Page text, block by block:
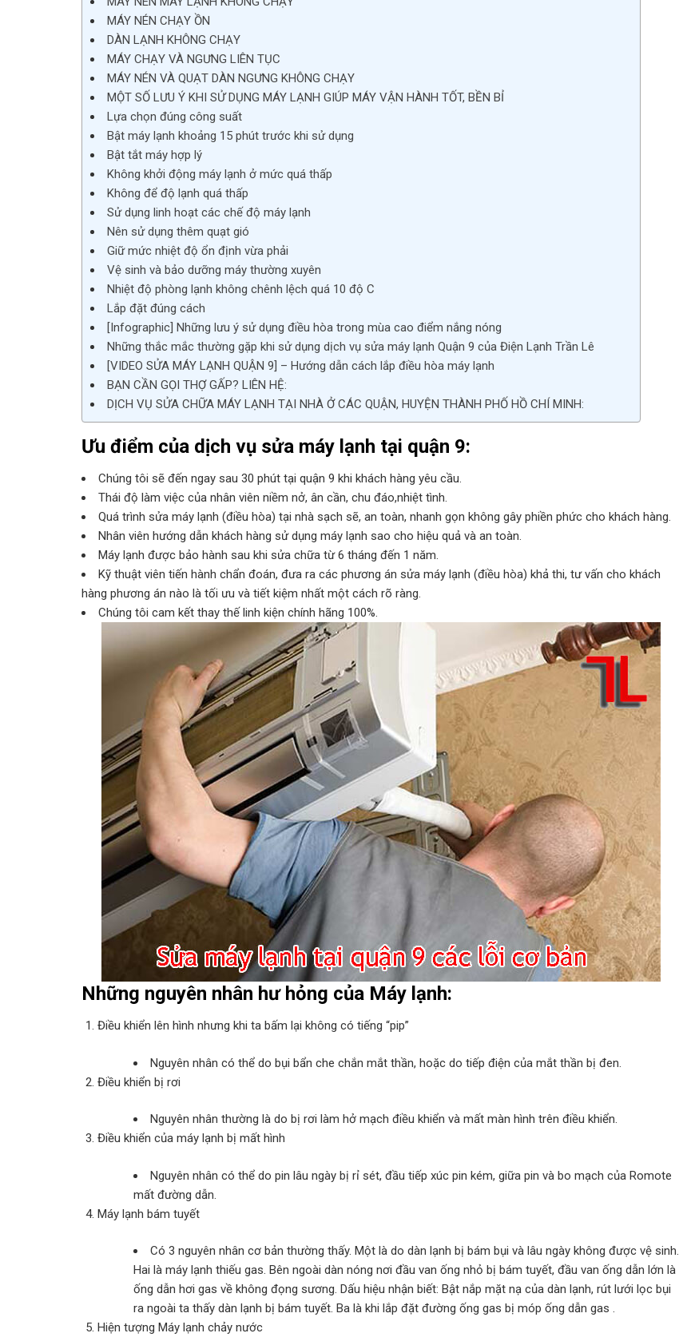
MÁY NÉN CHẠY ỒN
DÀN LẠNH KHÔNG CHẠY
MÁY CHẠY VÀ NGƯNG LIÊN TỤC
MÁY NÉN VÀ QUẠT DÀN NGƯNG KHÔNG CHẠY
MỘT SỐ LƯU Ý KHI SỬ DỤNG MÁY LẠNH GIÚP MÁY VẬN HÀNH TỐT, BỀN BỈ
Lựa chọn đúng công suất
Bật máy lạnh khoảng 15 phút trước khi sử dụng
Bật tắt máy hợp lý
Không khởi động máy lạnh ở mức quá thấp
Không để độ lạnh quá thấp
Sử dụng linh hoạt các chế độ máy lạnh
Nên sử dụng thêm quạt gió
Giữ mức nhiệt độ ổn định vừa phải
Vệ sinh và bảo dưỡng máy thường xuyên
Nhiệt độ phòng lạnh không chênh lệch quá 10 độ C
Lắp đặt đúng cách
[Infographic] Những lưu ý sử dụng điều hòa trong mùa cao điểm nắng nóng
Những thắc mắc thường gặp khi sử dụng dịch vụ sửa máy lạnh Quận 9 của Điện Lạnh Trần Lê
[VIDEO SỬA MÁY LẠNH QUẬN 9] – Hướng dẫn cách lắp điều hòa máy lạnh
BẠN CẦN GỌI THỢ GẤP? LIÊN HỆ:
DỊCH VỤ SỬA CHỮA MÁY LẠNH TẠI NHÀ Ở CÁC QUẬN, HUYỆN THÀNH PHỐ HỒ CHÍ MINH:
Ưu điểm của dịch vụ sửa máy lạnh tại quận 9:
Chúng tôi sẽ đến ngay sau 30 phút tại quận 9 khi khách hàng yêu cầu.
Thái độ làm việc của nhân viên niềm nở, ân cần, chu đáo,nhiệt tình.
Quá trình sửa máy lạnh (điều hòa) tại nhà sạch sẽ, an toàn, nhanh gọn không gây phiền phức cho khách hàng.
Nhân viên hướng dẫn khách hàng sử dụng máy lạnh sao cho hiệu quả và an toàn.
Máy lạnh được bảo hành sau khi sửa chữa từ 6 tháng đến 1 năm.
Kỹ thuật viên tiến hành chẩn đoán, đưa ra các phương án sửa máy lạnh (điều hòa) khả thi, tư vấn cho khách
hàng phương án nào là tối ưu và tiết kiệm nhất một cách rõ ràng.
Chúng tôi cam kết thay thế linh kiện chính hãng 100%.
Những nguyên nhân hư hỏng của Máy lạnh:
Điều khiển lên hình nhưng khi ta bấm lại không có tiếng “pip”
Nguyên nhân có thể do bụi bẩn che chắn mắt thần, hoặc do tiếp điện của mắt thần bị đen.
Điều khiển bị rơi
Nguyên nhân thường là do bị rơi làm hở mạch điều khiển và mất màn hình trên điều khiển.
Điều khiển của máy lạnh bị mất hình
Nguyên nhân có thể do pin lâu ngày bị rỉ sét, đầu tiếp xúc pin kém, giữa pin và bo mạch của Romote
mất đường dẫn.
Máy lạnh bám tuyết
Có 3 nguyên nhân cơ bản thường thấy. Một là do dàn lạnh bị bám bụi và lâu ngày không được vệ sinh.
Hai là máy lạnh thiếu gas. Bên ngoài dàn nóng nơi đầu van ống nhỏ bị bám tuyết, đầu van ống dẫn lớn là
ống dẫn hơi gas về không đọng sương. Dấu hiệu nhận biết: Bật nắp mặt nạ của dàn lạnh, rút lưới lọc bụi
ra ngoài ta thấy dàn lạnh bị bám tuyết. Ba là khi lắp đặt đường ống gas bị móp ống dẫn gas .
Hiện tượng Máy lạnh chảy nước